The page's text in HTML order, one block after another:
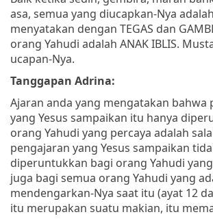
asa, semua yang diucapkan-Nya
menyatakan dengan TEGAS dan
orang Yahudi adalah ANAK IBLIS.
ucapan-Nya.
Tanggapan Adrina:
Ajaran anda yang mengatakan bahwa
yang Yesus sampaikan itu hanya
orang Yahudi yang percaya adalah
pengajaran yang Yesus sampaikan
diperuntukkan bagi orang Yahudi
juga bagi semua orang Yahudi yang
mendengarkan-Nya saat itu (ayat 12
itu merupakan suatu makian, itu